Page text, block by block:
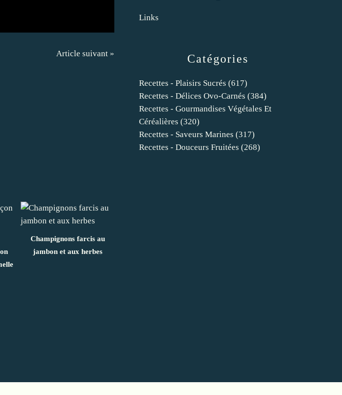
Article suivant »
Champignons farcis au
jambon et aux herbes
Catégories
Recettes - Plaisirs Sucrés (617)
Recettes - Délices Ovo-Carnés (384)
Recettes - Gourmandises Végétales Et
Céréalières (320)
Recettes - Saveurs Marines (317)
Recettes - Douceurs Fruitées (268)
Links